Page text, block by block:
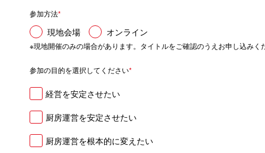
参加方法*
現地会場 オンライン
※現地開催のみの場合があります。タイトルをご確認のうえお申し込みく
参加の目的を選択してください*
経営を安定させたい
厨房運営を安定させたい
厨房運営を根本的に変えたい